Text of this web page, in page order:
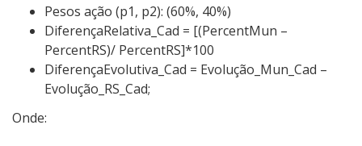
Pesos ação (p1, p2): (60%, 40%)
DiferençaRelativa_Cad = [(PercentMun –
PercentRS)/ PercentRS]*100
DiferençaEvolutiva_Cad = Evolução_Mun_Cad –
Evolução_RS_Cad;
Onde: